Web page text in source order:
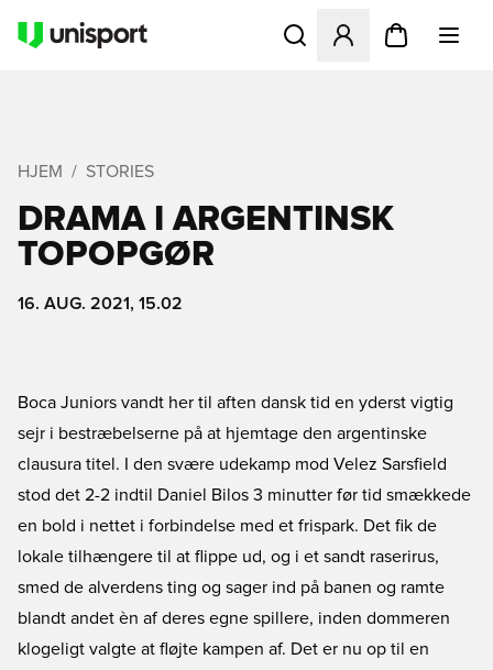
Åbner en Modal til at
HJEM STORIES
DRAMA I ARGENTINSK
TOPOPGØR
16. AUG. 2021, 15.02
Boca Juniors vandt her til aften dansk tid en yderst vigtig
sejr i bestræbelserne på at hjemtage den argentinske
clausura titel. I den svære udekamp mod Velez Sarsfield
stod det 2-2 indtil Daniel Bilos 3 minutter før tid smækkede
en bold i nettet i forbindelse med et frispark. Det fik de
lokale tilhængere til at flippe ud, og i et sandt raserirus,
smed de alverdens ting og sager ind på banen og ramte
blandt andet èn af deres egne spillere, inden dommeren
klogeligt valgte at fløjte kampen af. Det er nu op til en